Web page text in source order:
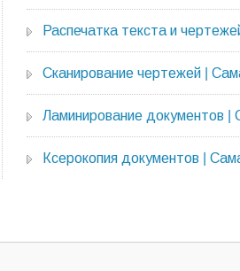
Распечатка текста и
Сканирование чертежей |
Ламинирование документов |
Ксерокопия документов |